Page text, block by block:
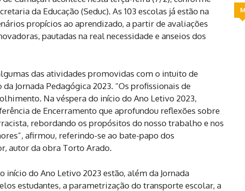
da Educação (Seduc). As 103 escolas já estão na
propícios ao aprendizado, a partir de avaliações
pautadas na real necessidade e anseios dos
das atividades promovidas com o intuito de
Jornada Pedagógica 2023. “Os profissionais de
Na véspera do início do Ano Letivo 2023,
de Encerramento que aprofundou reflexões sobre
rebordando os propósitos do nosso trabalho e nos
afirmou, referindo-se ao bate-papo dos
autor da obra Torto Arado.
início do Ano Letivo 2023 estão, além da Jornada
estudantes, a parametrização do transporte escolar, a